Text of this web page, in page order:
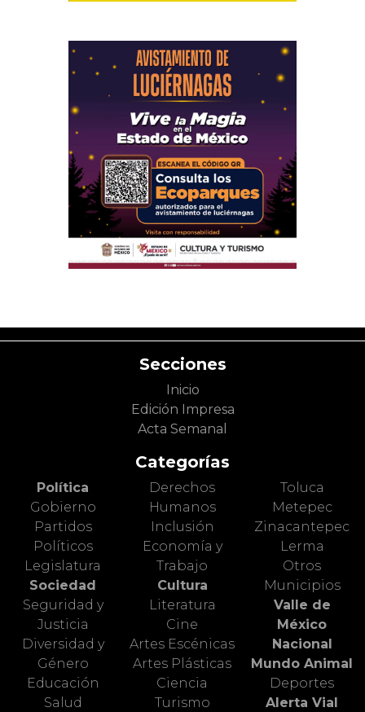
Secciones
Inicio
Edición Impresa
Acta Semanal
Categorías
Política
Gobierno
Partidos
Políticos
Legislatura
Sociedad
Seguridad y
Justicia
Diversidad y
Género
Educación
Salud
Derechos
Humanos
Inclusión
Economía y
Trabajo
Cultura
Literatura
Cine
Artes Escénicas
Artes Plásticas
Ciencia
Turismo
Toluca
Metepec
Zinacantepec
Lerma
Otros
Municipios
Valle de
México
Nacional
Mundo Animal
Deportes
Alerta Vial